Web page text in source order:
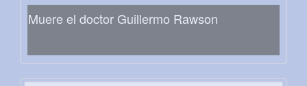
Muere el doctor Guillermo Rawson